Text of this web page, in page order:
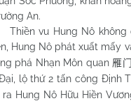
An.
vu Hung Nô không
Hung Nô phát xuất mấy
phá Nhạn Môn quan 雁
lộ thứ 2 tấn công Định
ra Hung Nô Hữu Hiền